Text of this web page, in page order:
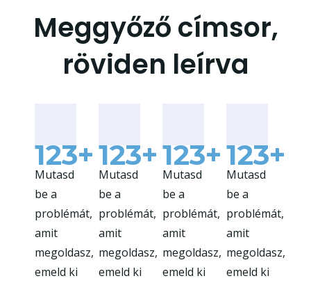
Meggyőző címsor,
röviden leírva
123+
Mutasd
be a
problémát,
amit
megoldasz,
emeld ki
123+
Mutasd
be a
problémát,
amit
megoldasz,
emeld ki
123+
Mutasd
be a
problémát,
amit
megoldasz,
emeld ki
123+
Mutasd
be a
problémát,
amit
megoldasz,
emeld ki